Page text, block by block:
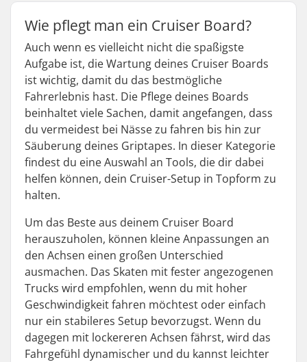
Wie pflegt man ein Cruiser Board?
Auch wenn es vielleicht nicht die spaßigste
Aufgabe ist, die Wartung deines Cruiser Boards
ist wichtig, damit du das bestmögliche
Fahrerlebnis hast. Die Pflege deines Boards
beinhaltet viele Sachen, damit angefangen, dass
du vermeidest bei Nässe zu fahren bis hin zur
Säuberung deines Griptapes. In dieser Kategorie
findest du eine Auswahl an Tools, die dir dabei
helfen können, dein Cruiser-Setup in Topform zu
halten.
Um das Beste aus deinem Cruiser Board
herauszuholen, können kleine Anpassungen an
den Achsen einen großen Unterschied
ausmachen. Das Skaten mit fester angezogenen
Trucks wird empfohlen, wenn du mit hoher
Geschwindigkeit fahren möchtest oder einfach
nur ein stabileres Setup bevorzugst. Wenn du
dagegen mit lockereren Achsen fährst, wird das
Fahrgefühl dynamischer und du kannst leichter